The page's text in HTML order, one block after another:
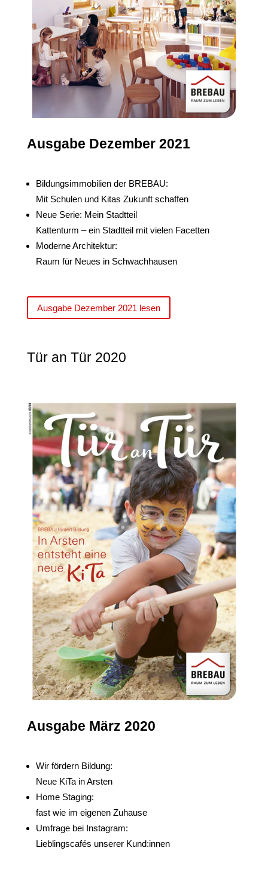
Ausgabe Dezember 2021
Bildungsimmobilien der BREBAU:
Mit Schulen und Kitas Zukunft schaffen
Neue Serie: Mein Stadtteil
Kattenturm – ein Stadtteil mit vielen Facetten
Moderne Architektur:
Raum für Neues in Schwachhausen
Ausgabe Dezember 2021 lesen
Tür an Tür 2020
Ausgabe März 2020
Wir fördern Bildung:
Neue KiTa in Arsten
Home Staging:
fast wie im eigenen Zuhause
Umfrage bei Instagram:
Lieblingscafés unserer Kund:innen